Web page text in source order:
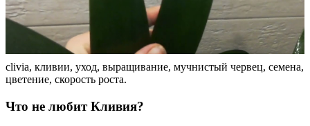
clivia, кливии, уход, выращивание, мучнистый червец, семена,
цветение, скорость роста.
Что не любит Кливия?